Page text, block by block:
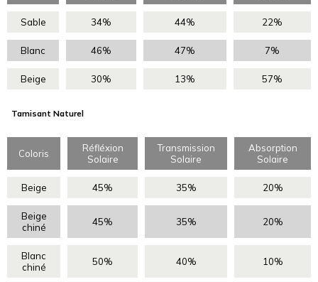
Sable 34% 44% 22%
Blanc 46% 47% 7%
Beige 30% 13% 57%
Tamisant Naturel
Coloris
Réfléxion
Solaire
Transmission
Solaire
Absorption
Solaire
Beige 45% 35% 20%
Beige
chiné
45% 35% 20%
Blanc
chiné
50% 40% 10%